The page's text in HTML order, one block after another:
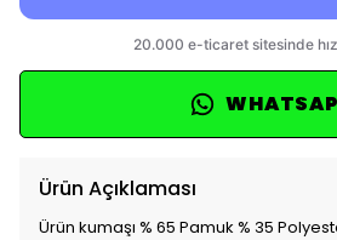
Ürün Açıklaması
Ürün kumaşı % 65 Pamuk % 35